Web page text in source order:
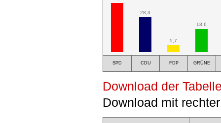
28,3
5,7
18,6
SPD CDU FDP GRÜNE
Download der
Download mit